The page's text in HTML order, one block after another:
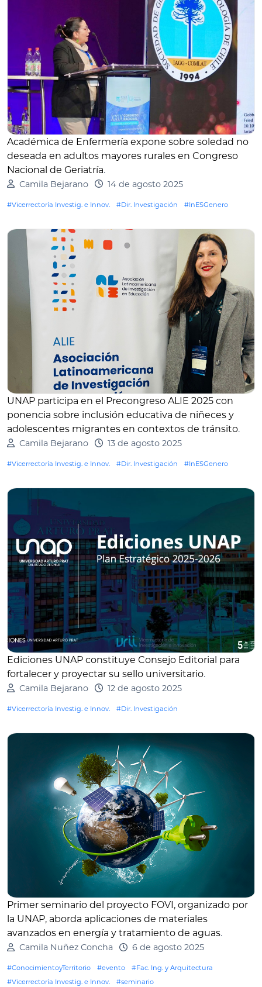
Académica de Enfermería expone sobre soledad no
deseada en adultos mayores rurales en Congreso
Nacional de Geriatría.
Camila Bejarano 14 de agosto 2025
#Vicerrectoría Investig. e Innov. #Dir. Investigación #InESGenero
UNAP participa en el Precongreso ALIE 2025 con
ponencia sobre inclusión educativa de niñeces y
adolescentes migrantes en contextos de tránsito.
Camila Bejarano 13 de agosto 2025
#Vicerrectoría Investig. e Innov. #Dir. Investigación #InESGenero
Ediciones UNAP constituye Consejo Editorial para
fortalecer y proyectar su sello universitario.
Camila Bejarano 12 de agosto 2025
#Vicerrectoría Investig. e Innov. #Dir. Investigación
Primer seminario del proyecto FOVI, organizado por
la UNAP, aborda aplicaciones de materiales
avanzados en energía y tratamiento de aguas.
Camila Nuñez Concha 6 de agosto 2025
#ConocimientoyTerritorio #evento
#Fac. Ing. y Arquitectura
#Vicerrectoría Investig. e Innov.
#seminario